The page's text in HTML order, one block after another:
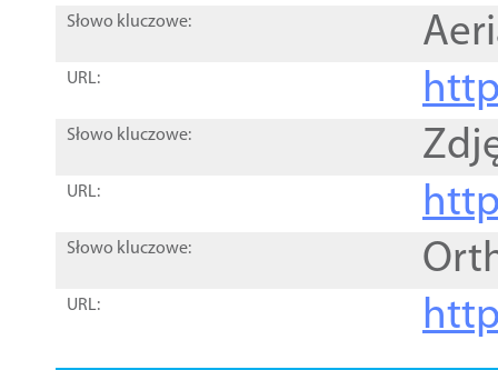
Słowo kluczowe:
URL:
Słowo kluczowe:
URL:
Słowo kluczowe:
URL: